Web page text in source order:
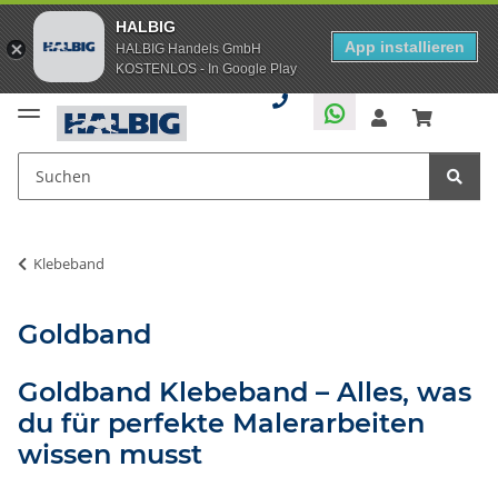
HALBIG
HALBIG Handels GmbH
KOSTENLOS - In Google Play
App installieren
Klebeband
Goldband
Goldband Klebeband – Alles, was
du für perfekte Malerarbeiten
wissen musst